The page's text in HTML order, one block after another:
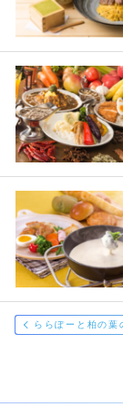
ららぽーと柏の葉